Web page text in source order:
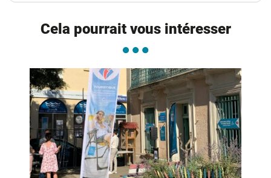
Cela pourrait vous intéresser